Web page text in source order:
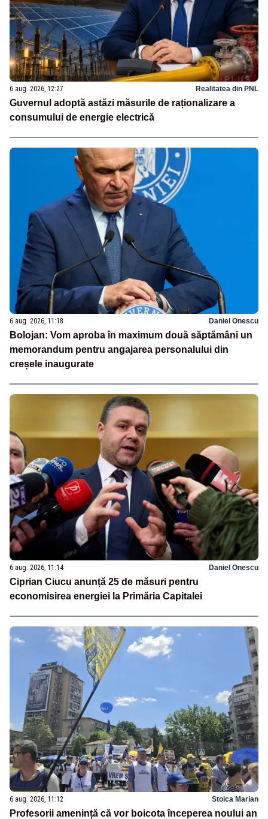
6 aug. 2026, 12:27 Realitatea din PNL
Guvernul adoptă astăzi măsurile de raționalizare a
consumului de energie electrică
6 aug. 2026, 11:18 Daniel Onescu
Bolojan: Vom aproba în maximum două săptămâni un
memorandum pentru angajarea personalului din
creșele inaugurate
6 aug. 2026, 11:14 Daniel Onescu
Ciprian Ciucu anunță 25 de măsuri pentru
economisirea energiei la Primăria Capitalei
6 aug. 2026, 11:12 Stoica Marian
Profesorii amenință că vor boicota începerea noului an